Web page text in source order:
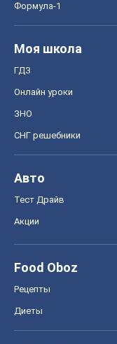
Формула-1
Моя школа
ГДЗ
Онлайн уроки
ЗНО
СНГ решебники
Авто
Тест Драйв
Акции
Food Oboz
Рецепты
Диеты